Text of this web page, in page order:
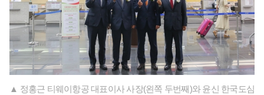
▲ 정홍근 티웨이항공 대표이사 사장(왼쪽 두번째)와 윤신 한국도심